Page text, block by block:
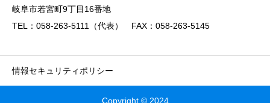
岐阜市若宮町9丁目16番地
TEL：058-263-5111（代表） FAX：058-263-5145
情報セキュリティポリシー
Copyright © 2024